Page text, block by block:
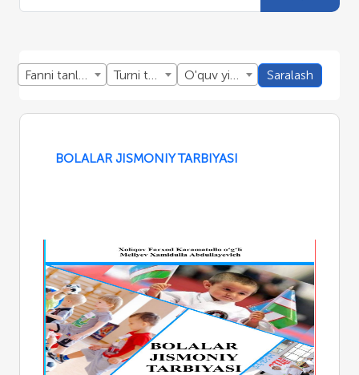
Fanni tanlang Turni tanlang O'quv yillini tanlang Saralash
BOLALAR JISMONIY TARBIYASI